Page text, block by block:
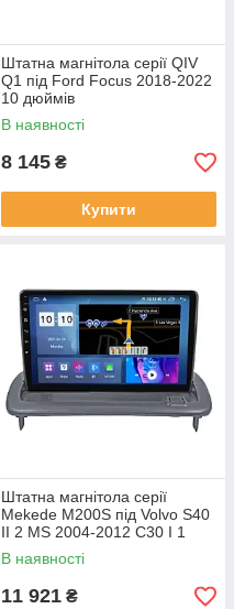
Штатна магнітола серії QIV
Q1 під Ford Focus 2018-2022
10 дюймів
В наявності
8 145 ₴
Купити
Штатна магнітола серії
Mekede M200S під Volvo S40
II 2 MS 2004-2012 C30 I 1
2006-2013 C70 II 2 2005-2013
(W1)
В наявності
11 921 ₴